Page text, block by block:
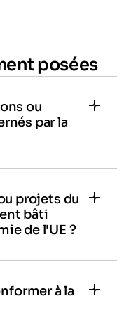
posées
ou
par la
membres, les
s'agisse de
ou
directive sur les
projets du
bâti
de l'UE ?
les suivants :
à la